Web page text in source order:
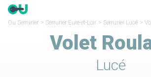
Ou Serrurier > Serrurier Eure-et-Loir > Serrurier Lucé >
Volet
Lucé